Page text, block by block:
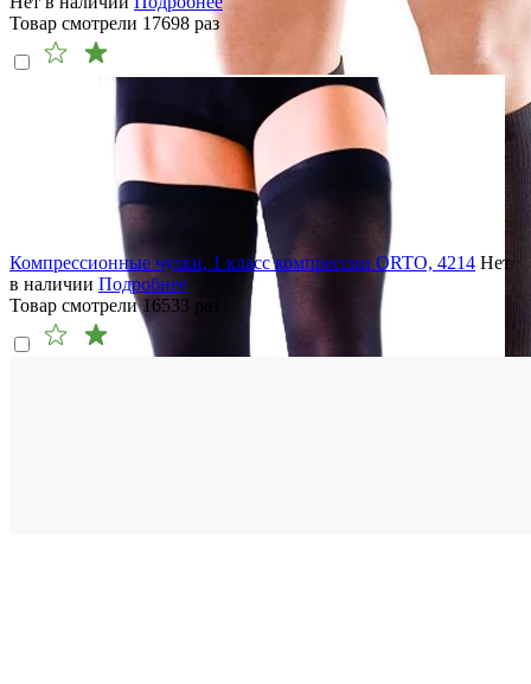
Товар смотрели 17698 раз
Компрессионные чулки, 1 класс компрессии ORTO, 4214 Нет
в наличии Подробнее
Товар смотрели16533